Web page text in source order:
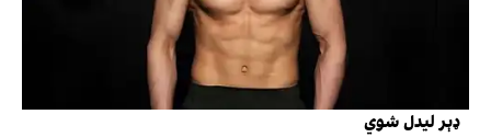
ډېر لیدل شوي